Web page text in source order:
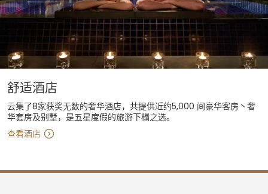
舒适酒店
云集了8家获奖无数的奢华酒店，共提供近约5,000 间豪华客房丶奢
华套房及别墅，是五星度假的旅游下榻之选。
查看酒店